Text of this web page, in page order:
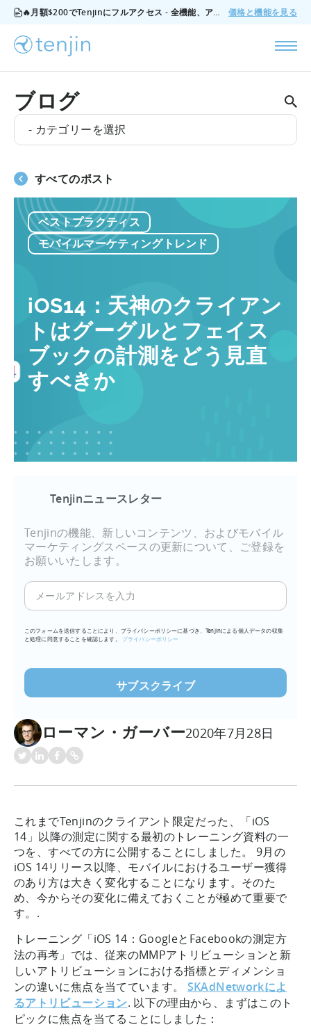
🔥月額$200でTenjinにフルアクセス - 全機能、アドオンなし、いつでもキャンセル可能。 価格と機能を見る
ブログ
- カテゴリーを選択
すべてのポスト
ベストプラクティス
モバイルマーケティングトレンド
iOS14：天神のクライアン
トはグーグルとフェイス
ブックの計測をどう見直
すべきか
Tenjinニュースレター
Tenjinの機能、新しいコンテンツ、およびモバイル
マーケティングスペースの更新について、ご登録を
お願いいたします。
メ
ー
ア
レ
を
入
力
(必
須)
このフォームを送信することにより、プライバシーポリシーに基づき、Tenjinによる個人データの収集
と処理に同意することを確認します。
プライバシーポリシー
ローマン・ガーバー2020年7月28日
これまでTenjinのクライアント限定だった、「iOS
14」以降の測定に関する最初のトレーニング資料の一
つを、すべての方に公開することにしました。 9月の
iOS 14リリース以降、モバイルにおけるユーザー獲得
のあり方は大きく変化することになります。そのた
め、今からその変化に備えておくことが極めて重要で
す。.
トレーニング「iOS 14：GoogleとFacebookの測定方
法の再考」では、従来のMMPアトリビューションと新
しいアトリビューションにおける指標とディメンショ
ンの違いに焦点を当てています。 SKAdNetworkによ
るアトリビューション. 以下の理由から、まずはこのト
ピックに焦点を当てることにしました：